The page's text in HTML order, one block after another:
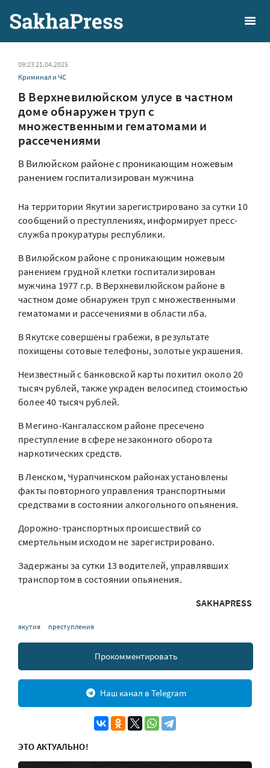
09:23 21.04.2025
Криминал и ЧС
В Верхневилюйском улусе в частном
доме обнаружен труп с
множественными гематомами и
рассечениями
В Вилюйском районе с проникающим ножевым
ранением госпитализирован мужчина
На территории Якутии зарегистрировано за сутки 10
сообщений о преступлениях, информирует пресс-
служба прокуратуры республики.
В Вилюйском районе с проникающим ножевым
ранением грудной клетки госпитализирован
мужчина 1977 г.р. В Верхневилюйском районе в
частном доме обнаружен труп с множественными
гематомами и рассечениями в области лба.
В Якутске совершены грабежи, в результате
похищены сотовые телефоны, золотые украшения.
Неизвестный с банковской карты похитил около 20
тысяч рублей, также украден велосипед стоимостью
более 40 тысяч рублей.
В Мегино-Кангаласском районе пресечено
преступление в сфере незаконного оборота
наркотических средств.
В Ленском, Чурапчинском районах установлены
факты повторного управления транспортными
средствами в состоянии алкогольного опьянения.
Дорожно-транспортных происшествий со
смертельным исходом не зарегистрировано.
Задержаны за сутки 13 водителей, управлявших
транспортом в состоянии опьянения.
SAKHAPRESS
якутия преступления
Прокомментировать
Наш канал в Telegram
ЭТО АКТУАЛЬНО!